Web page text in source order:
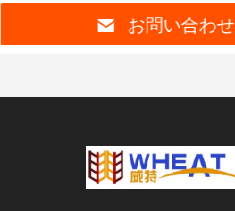
お問い合わせ